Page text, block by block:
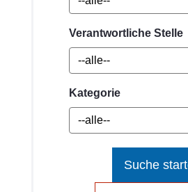
Verantwortliche Stelle
Kategorie
Suche